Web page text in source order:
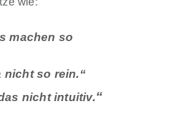
machen so
nicht so rein.“
nicht intuitiv.“